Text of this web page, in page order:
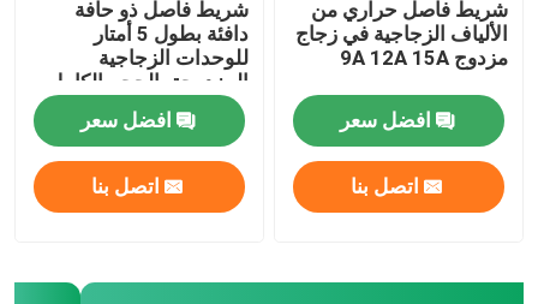
زجاج معشق معماري
شريط فاصل حراري من
الألياف الزجاجية في زجاج
مزدوج 9A 12A 15A
افضل سعر
اتصل بنا
شريط فاصل ذو حافة
دافئة بطول 5 أمتار
للوحدات الزجاجية
المزدوجة بالحجم الكامل
افضل سعر
اتصل بنا